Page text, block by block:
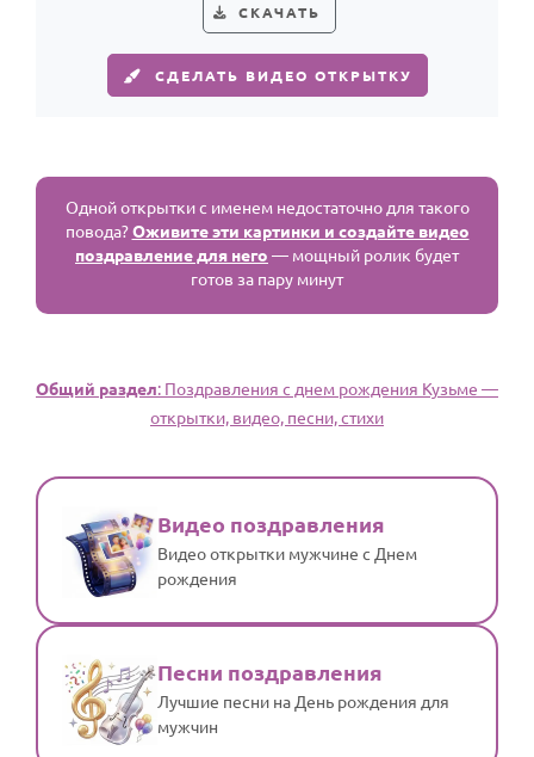
СКАЧАТЬ
СДЕЛАТЬ ВИДЕО ОТКРЫТКУ
Одной открытки с именем недостаточно для такого
повода?Оживите эти картинки и создайте видео
поздравление для него — мощный ролик будет
готов за пару минут
Общий раздел: Поздравления с днем рождения Кузьме —
открытки, видео, песни, стихи
Видео поздравления
Видео открытки мужчине с Днем
рождения
Песни поздравления
Лучшие песни на День рождения для
мужчин